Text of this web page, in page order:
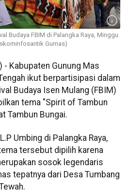
Budaya FBIM di Palangka Raya, Minggu
Gumas)
- Kabupaten Gunung Mas
ikut berpartisipasi dalam
Budaya Isen Mulang (FBIM)
tema "Spirit of Tambun
Tambun Bungai.
Umbing di Palangka Raya,
tersebut dipilih karena
sosok legendaris
tepatnya dari Desa Tumbang